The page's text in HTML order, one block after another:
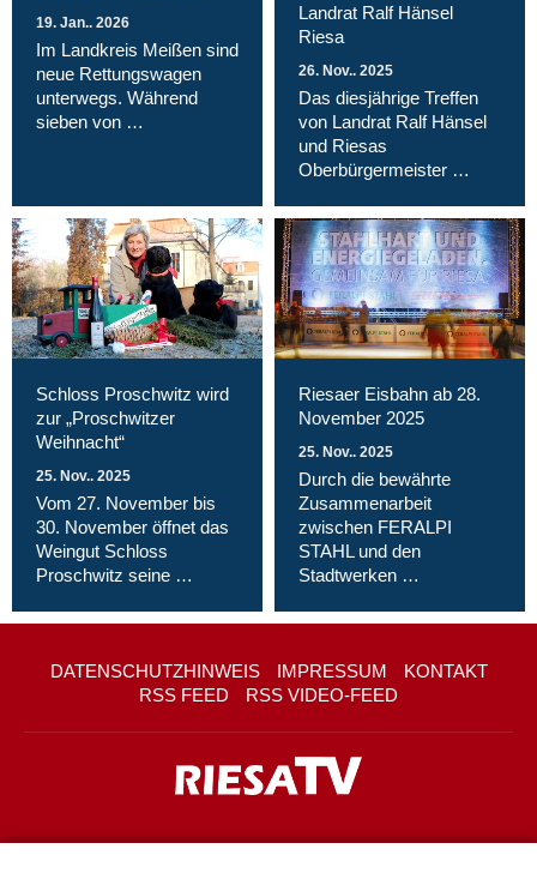
19. Jan.. 2026
Im Landkreis Meißen sind
neue Rettungswagen
unterwegs. Während
sieben von …
Landrat Ralf Hänsel
Riesa
26. Nov.. 2025
Das diesjährige Treffen
von Landrat Ralf Hänsel
und Riesas
Oberbürgermeister …
Schloss Proschwitz wird
zur „Proschwitzer
Weihnacht“
25. Nov.. 2025
Vom 27. November bis
30. November öffnet das
Weingut Schloss
Proschwitz seine …
Riesaer Eisbahn ab 28.
November 2025
25. Nov.. 2025
Durch die bewährte
Zusammenarbeit
zwischen FERALPI
STAHL und den
Stadtwerken …
DATENSCHUTZHINWEIS IMPRESSUM
KONTAKT
RSS FEED
RSS VIDEO-FEED